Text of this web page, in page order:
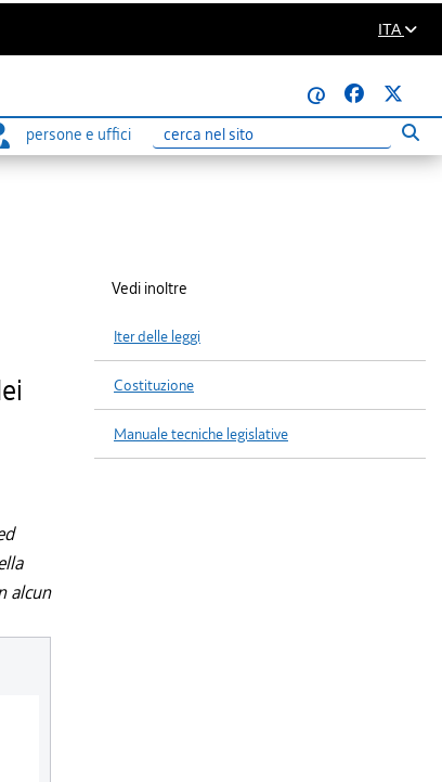
ITA
@
persone e uffici
Ricerca
alcun
Vedi inoltre
Iter delle leggi
Costituzione
Manuale tecniche legislative